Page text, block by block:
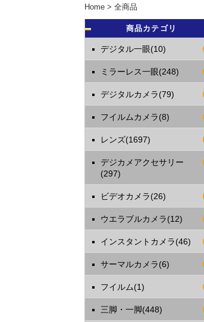
Home > 全商品
商品カテゴリ
デジタル一眼(10)
ミラーレス一眼(248)
デジタルカメラ(79)
フイルムカメラ(8)
レンズ(1697)
デジカメアクセサリー
(297)
ビデオカメラ(26)
ウエラブルカメラ(12)
インスタントカメラ(46)
サーマルカメラ(6)
フイルム(1)
三脚・一脚(448)